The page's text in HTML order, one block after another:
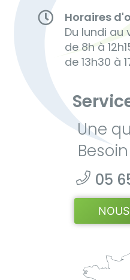
Horaires
Du lundi au
de 8h à
de 13h30 à
Une
05